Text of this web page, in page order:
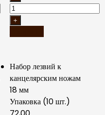
Набор лезвий к
канцелярским ножам
18 мм
Упаковка (10 шт.)